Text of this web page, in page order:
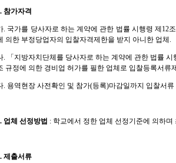
참가자격
. 국가를 당사자로 하는 계약에 관한 법률 시행령 제 12조
의한 부정당업자의 입찰자격제한을 받지 아니한 업체 .
. 「 지방자치단체를 당사자로 하는 계약에 관한 법률 시
규정에 의한 경비업 허가를 필한 업체로 입찰등록서류
. 용역현장 사전확인 및 참가(등록)마감일까지 입찰서류
업체 선정방법 : 학교에서 정한 업체 선정기준에 의하
제출서류